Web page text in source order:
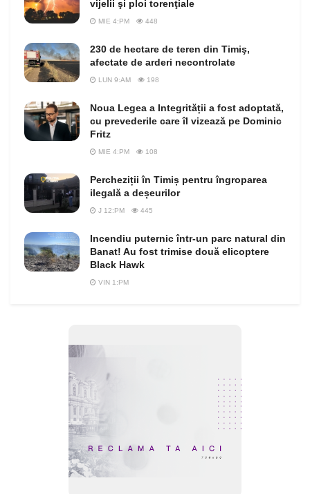
vijelii şi ploi torenţiale
MIE 4:PM 448
230 de hectare de teren din Timiş,
afectate de arderi necontrolate
LUN 9:AM 198
Noua Legea a Integrității a fost adoptată,
cu prevederile care îl vizează pe Dominic
Fritz
MIE 4:PM 108
Percheziții în Timiș pentru îngroparea
ilegală a deșeurilor
J 12:PM 445
Incendiu puternic într-un parc natural din
Banat! Au fost trimise două elicoptere
Black Hawk
VIN 1:PM